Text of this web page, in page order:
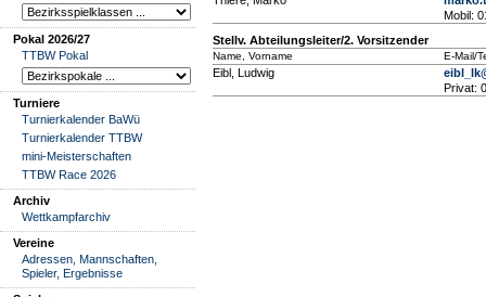
Pokal 2026/27
TTBW Pokal
Turniere
Turnierkalender BaWü
Turnierkalender TTBW
mini-Meisterschaften
TTBW Race 2026
Archiv
Wettkampfarchiv
Vereine
Adressen, Mannschaften,
Spieler, Ergebnisse
Mobil:
Stellv. Abteilungsleiter/2. Vorsitzender
Name, Vorname E-Mail/
Eibl, Ludwig
Privat: